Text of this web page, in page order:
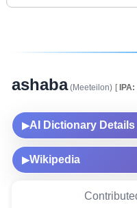
ashaba(Meeteilon) [IPA:
▶AI Dictionary Details
▶Wikipedia